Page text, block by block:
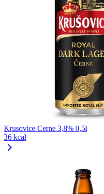
Krusovice Cerne 3,8% 0,5l
36 kcal